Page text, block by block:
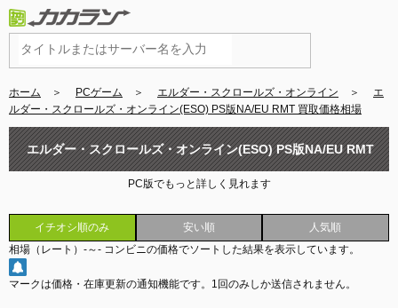
ホーム ＞ PCゲーム ＞ エルダー・スクロールズ・オンライン ＞ エ
ルダー・スクロールズ・オンライン(ESO) PS版NA/EU RMT 買取価格相場
エルダー・スクロールズ・オンライン(ESO) PS版NA/EU RMT
PC版でもっと詳しく見れます
イチオシ順のみ 安い順
人気順
相場（レート） -～- コンビニの価格でソートした結果を表示しています。
マークは価格・在庫更新の通知機能です。 1回のみしか送信されません。